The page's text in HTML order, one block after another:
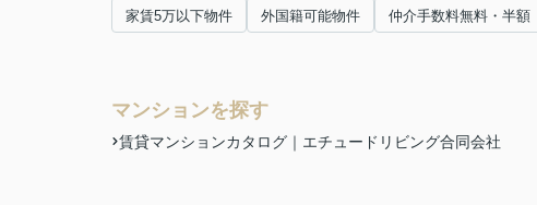
家賃5万以下物件 外国籍可能物件 仲介手数料無料・半額
マンションを探す
賃貸マンションカタログ｜エチュードリビング合同会社